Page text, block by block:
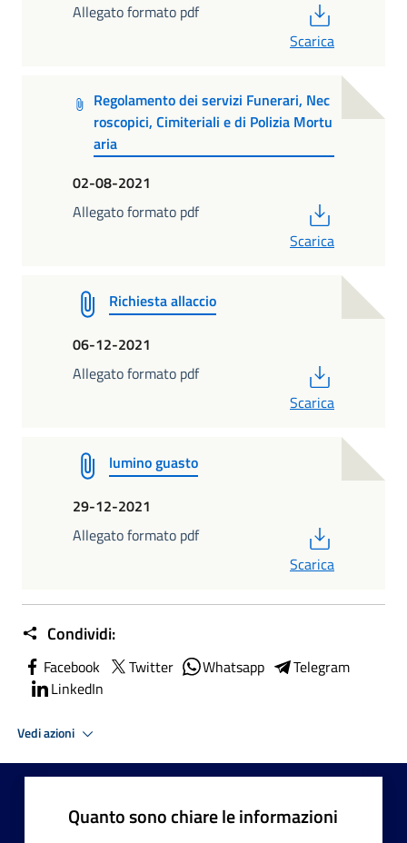
Allegato formato pdf
Scarica
Regolamento dei servizi Funerari, Nec
roscopici, Cimiteriali e di Polizia Mortu
aria
02-08-2021
Allegato formato pdf
Scarica
Richiesta allaccio
06-12-2021
Allegato formato pdf
Scarica
lumino guasto
29-12-2021
Allegato formato pdf
Scarica
Condividi:
Facebook Twitter Whatsapp
Telegram
LinkedIn
Vedi azioni
Quanto sono chiare le informazioni